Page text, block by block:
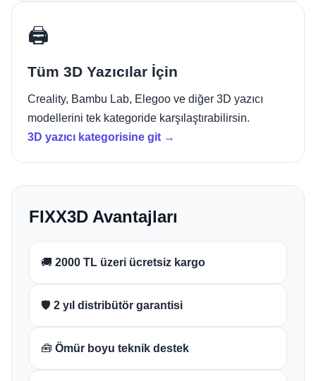
🖨️
Tüm 3D Yazıcılar İçin
Creality, Bambu Lab, Elegoo ve diğer 3D yazıcı
modellerini tek kategoride karşılaştırabilirsin.
3D yazıcı kategorisine git →
FIXX3D Avantajları
🚚 2000 TL üzeri ücretsiz kargo
🛡️ 2 yıl distribütör garantisi
🧰 Ömür boyu teknik destek